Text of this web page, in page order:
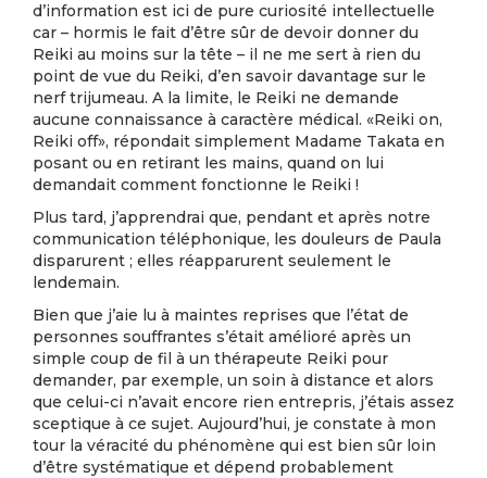
d’information est ici de pure curiosité intellectuelle
car – hormis le fait d’être sûr de devoir donner du
Reiki au moins sur la tête – il ne me sert à rien du
point de vue du Reiki, d’en savoir davantage sur le
nerf trijumeau. A la limite, le Reiki ne demande
aucune connaissance à caractère médical. «Reiki on,
Reiki off», répondait simplement Madame Takata en
posant ou en retirant les mains, quand on lui
demandait comment fonctionne le Reiki !
Plus tard, j’apprendrai que, pendant et après notre
communication téléphonique, les douleurs de Paula
disparurent ; elles réapparurent seulement le
lendemain.
Bien que j’aie lu à maintes reprises que l’état de
personnes souffrantes s’était amélioré après un
simple coup de fil à un thérapeute Reiki pour
demander, par exemple, un soin à distance et alors
que celui-ci n’avait encore rien entrepris, j’étais assez
sceptique à ce sujet. Aujourd’hui, je constate à mon
tour la véracité du phénomène qui est bien sûr loin
d’être systématique et dépend probablement